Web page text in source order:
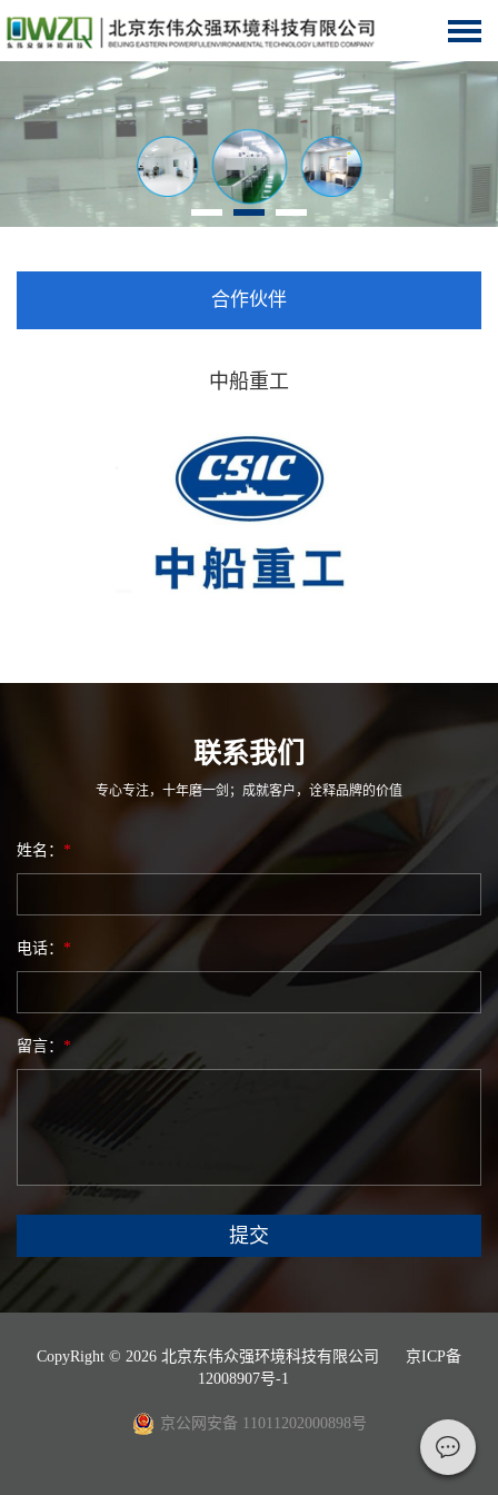
合作伙伴
中船重工
联系我们
专心专注，十年磨一剑；成就客户，诠释品牌的价值
姓名： *
电话： *
留言： *
提交
CopyRight © 2026 北京东伟众强环境科技有限公司
京ICP备
12008907号-1
京公网安备 11011202000898号